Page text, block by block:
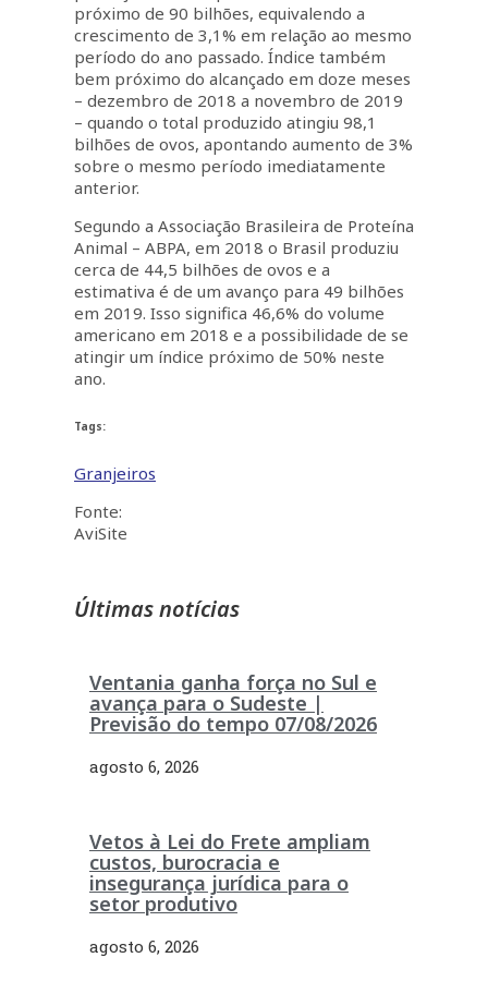
próximo de 90 bilhões, equivalendo a
crescimento de 3,1% em relação ao mesmo
período do ano passado. Índice também
bem próximo do alcançado em doze meses
– dezembro de 2018 a novembro de 2019
– quando o total produzido atingiu 98,1
bilhões de ovos, apontando aumento de 3%
sobre o mesmo período imediatamente
anterior.
Segundo a Associação Brasileira de Proteína
Animal – ABPA, em 2018 o Brasil produziu
cerca de 44,5 bilhões de ovos e a
estimativa é de um avanço para 49 bilhões
em 2019. Isso significa 46,6% do volume
americano em 2018 e a possibilidade de se
atingir um índice próximo de 50% neste
ano.
Tags:
Granjeiros
Fonte:
AviSite
Últimas notícias
Ventania ganha força no Sul e
avança para o Sudeste |
Previsão do tempo 07/08/2026
agosto 6, 2026
Vetos à Lei do Frete ampliam
custos, burocracia e
insegurança jurídica para o
setor produtivo
agosto 6, 2026